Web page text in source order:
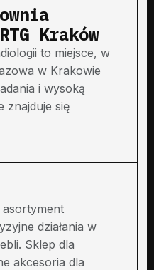
Kraków
to miejsce, w
w Krakowie
i wysoką
znajduje się
asortyment
działania w
Sklep dla
akcesoria dla